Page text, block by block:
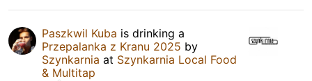
Paszkwil Kuba is drinking a
Przepalanka z Kranu 2025 by
Szynkarnia at Szynkarnia Local Food
& Multitap